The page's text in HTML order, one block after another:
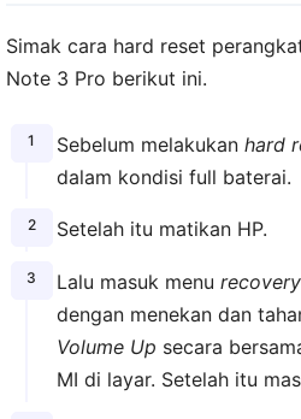
Simak cara hard reset
Note 3 Pro berikut ini.
Sebelum melakukan hard
dalam kondisi full baterai.
Setelah itu matikan HP.
Lalu masuk menu recovery
dengan menekan dan
Volume Up secara
MI di layar. Setelah itu